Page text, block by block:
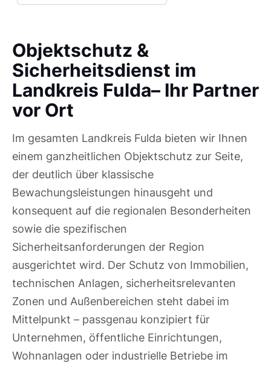
Objektschutz &
Sicherheitsdienst im
Landkreis Fulda– Ihr Partner
vor Ort
Im gesamten Landkreis Fulda bieten wir Ihnen
einem ganzheitlichen Objektschutz zur Seite,
der deutlich über klassische
Bewachungsleistungen hinausgeht und
konsequent auf die regionalen Besonderheiten
sowie die spezifischen
Sicherheitsanforderungen der Region
ausgerichtet wird. Der Schutz von Immobilien,
technischen Anlagen, sicherheitsrelevanten
Zonen und Außenbereichen steht dabei im
Mittelpunkt – passgenau konzipiert für
Unternehmen, öffentliche Einrichtungen,
Wohnanlagen oder industrielle Betriebe im